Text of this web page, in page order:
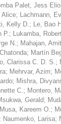
Palet, Jess
Alice; Lachmann,
Kelly D.; Le, Bao
P.; Lukamba,
N.; Mahajan,
; Martín
Clarissa C. D. S.;
; Mehrvar, Azim;
; Mishra,
C.; Montero,
Gerald;
Musa, Kareem O.;
; Naumenko, Larisa;